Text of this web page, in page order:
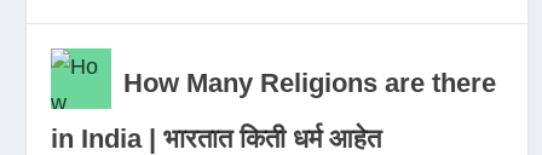
How Many Religions are there
in India | भारतात किती धर्म आहेत